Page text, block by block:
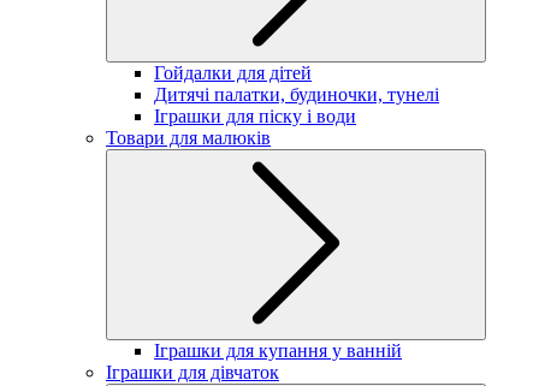
Гойдалки для дітей
Дитячі палатки, будиночки, тунелі
Іграшки для піску і води
Товари для малюків
Іграшки для купання у ванній
Іграшки для дівчаток